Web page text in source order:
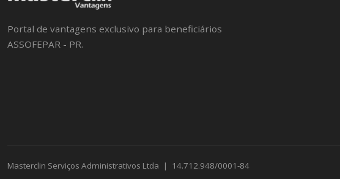
Portal de vantagens exclusivo para beneficiários
ASSOFEPAR - PR.
Masterclin Serviços Administrativos Ltda | 14.712.948/0001-84